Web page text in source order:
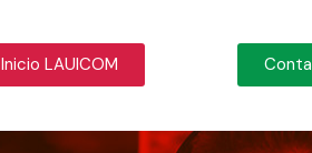
Inicio LAUICOM